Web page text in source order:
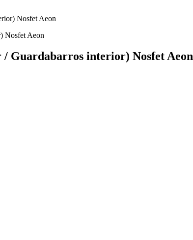
Nosfet Aeon
Guardabarros interior) Nosfet Aeon